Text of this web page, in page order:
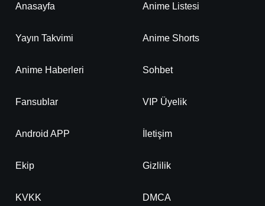
Anasayfa Anime Listesi
Yayın Takvimi Anime Shorts
Anime Haberleri Sohbet
Fansublar VIP Üyelik
Android APP İletişim
Ekip Gizlilik
KVKK DMCA